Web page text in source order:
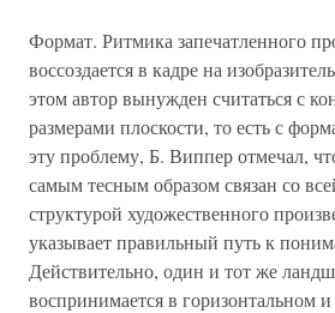
Формат. Ритмика запечатленного
воссоздается в кадре на
этом автор вынужден считаться с
размерами плоскости, то есть с
эту проблему, Б. Виппер отмечал,
самым тесным образом связан со
структурой художественного
указывает правильный путь к
Действительно, один и тот же
воспринимается в горизонтальном